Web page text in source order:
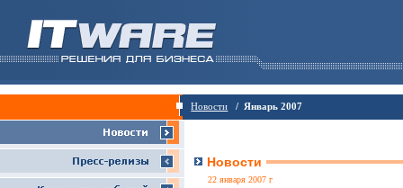
Новости / Январь 2007
Новости
22 января 2007 г